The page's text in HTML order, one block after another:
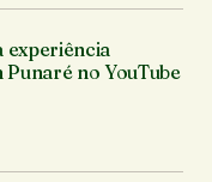
experiência
no YouTube